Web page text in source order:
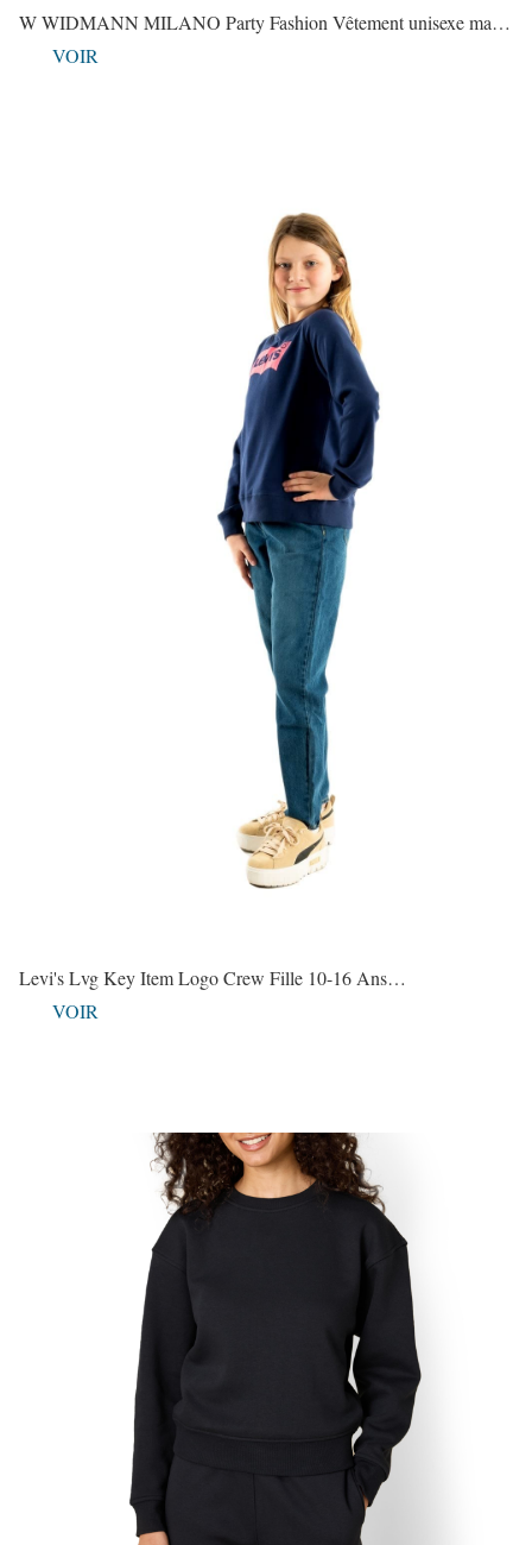
W WIDMANN MILANO Party Fashion Vêtement unisexe ma…
VOIR
Levi's Lvg Key Item Logo Crew Fille 10-16 Ans…
VOIR